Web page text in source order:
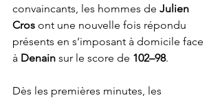
convaincants, les hommes de Julien
Cros ont une nouvelle fois répondu
présents en s’imposant à domicile face
à Denain sur le score de 102–98.
Dès les premières minutes, les